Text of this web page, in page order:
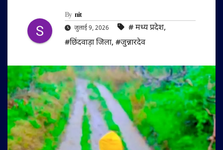
By nit
जुलाई 9, 2026 #‌ मध्य प्रदेश,
#छिंदवाड़ा जिला, #जुन्नारदेव